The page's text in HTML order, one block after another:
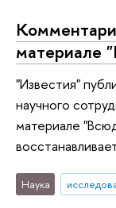
материале
"Известия"
научного
материале
Наука